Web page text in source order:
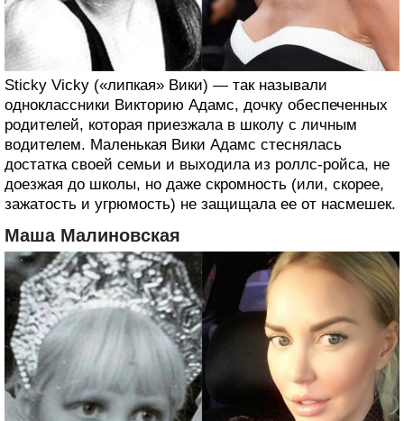
Sticky Vicky («липкая» Вики) — так называли
одноклассники Викторию Адамс, дочку обеспеченных
родителей, которая приезжала в школу с личным
водителем. Маленькая Вики Адамс стеснялась
достатка своей семьи и выходила из роллс-ройса, не
доезжая до школы, но даже скромность (или, скорее,
зажатость и угрюмость) не защищала ее от насмешек.
Маша Малиновская